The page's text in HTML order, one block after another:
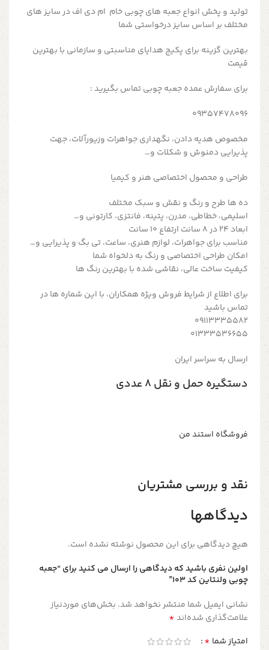
تولید و پخش انواع جعبه های چوبی خام ام دی اف در سایز های
مختلف بر اساس سایز درخواستی شما
بهترین گزینه برای پکیج هدایای مناسبتی و سازمانی با بهترین
قیمت
برای سفارش عمده جعبه چوبی تماس بگیرید :
09357478096
مخصوص هدیه دادن، نگهداری جواهرات وزیورآلات، جهت
پذیرایی دمنوش و شکلات و…
طراحی و محصول اختصاصی هنر و کیمیا
ده ها طرح و رنگ و نقش و سبک مختلف
اسلیمی، خطاطی، مدرن، پتینه، فانتزی، کارتونی و…
ابعاد ۲۴ در ۸ سانت ارتفاع ۱۰ سانت
مناسب برای جواهرات، لوازم هنری، ساعت، تی بگ و پذیرایی و…
امکان طراحی اختصاصی و رنگ به دلخواه شما
کیفیت ساخت عالی، نقاشی شده با بهترین رنگ ها
برای اطلاع از شرایط فروش ویژه همکاران، با این شماره ها در
تماس باشید
09113335582
01333536655
ارسال به سراسر ایران
دستگیره حمل و نقل ۸ عددی
فروشگاه استند من
نقد و بررسی مشتریان
دیدگاهها
هیچ دیدگاهی برای این محصول نوشته نشده است.
اولین نفری باشید که دیدگاهی را ارسال می کنید برای “جعبه
چوبی ولنتاین کد ۱۰۳”
نشانی ایمیل شما منتشر نخواهد شد. بخش‌های موردنیاز
علامت‌گذاری شده‌اند*
امتیاز شما *